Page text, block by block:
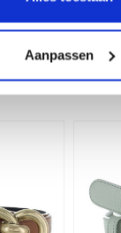
Aanpassen